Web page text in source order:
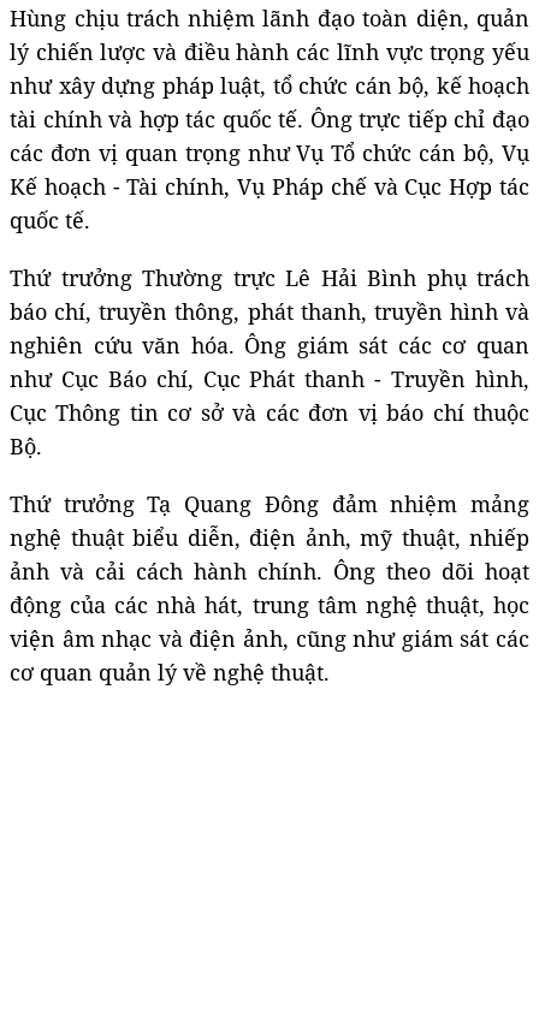
Hùng chịu trách nhiệm lãnh đạo toàn diện, quản
lý chiến lược và điều hành các lĩnh vực trọng yếu
như xây dựng pháp luật, tổ chức cán bộ, kế hoạch
tài chính và hợp tác quốc tế. Ông trực tiếp chỉ đạo
các đơn vị quan trọng như Vụ Tổ chức cán bộ, Vụ
Kế hoạch - Tài chính, Vụ Pháp chế và Cục Hợp tác
quốc tế.
Thứ trưởng Thường trực Lê Hải Bình phụ trách
báo chí, truyền thông, phát thanh, truyền hình và
nghiên cứu văn hóa. Ông giám sát các cơ quan
như Cục Báo chí, Cục Phát thanh - Truyền hình,
Cục Thông tin cơ sở và các đơn vị báo chí thuộc
Bộ.
Thứ trưởng Tạ Quang Đông đảm nhiệm mảng
nghệ thuật biểu diễn, điện ảnh, mỹ thuật, nhiếp
ảnh và cải cách hành chính. Ông theo dõi hoạt
động của các nhà hát, trung tâm nghệ thuật, học
viện âm nhạc và điện ảnh, cũng như giám sát các
cơ quan quản lý về nghệ thuật.